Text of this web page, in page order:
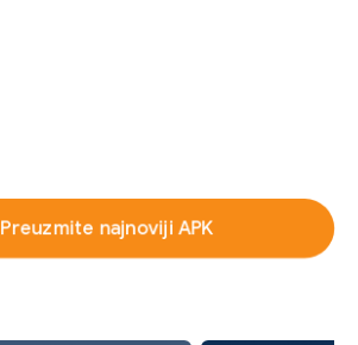
Preuzmite najnoviji APK